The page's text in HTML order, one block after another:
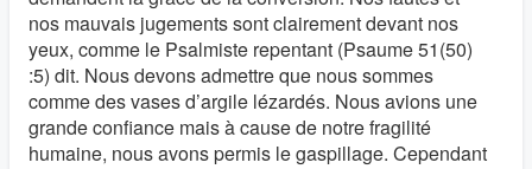
nos mauvais jugements sont clairement devant nos
yeux, comme le Psalmiste repentant (Psaume 51(50)
:5) dit. Nous devons admettre que nous sommes
comme des vases d’argile lézardés. Nous avions une
grande confiance mais à cause de notre fragilité
humaine, nous avons permis le gaspillage. Cependant